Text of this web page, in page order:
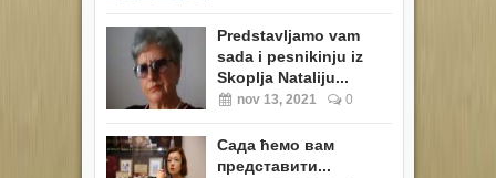
Predstavljamo vam
sada i pesnikinju iz
Skoplja Nataliju...
nov 13, 2021 0
Сада ћемо вам
представити...